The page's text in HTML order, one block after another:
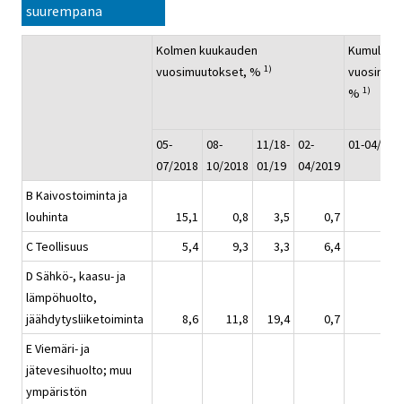
suurempana
Kolmen kuukauden
vuosimuutokset, % 1)
% 1)
05-
07/2018
08-
10/2018
11/18-
01/19
02-
04/2019
01-04/
B Kaivostoiminta ja
louhinta
15,1 0,8 3,5
0,7
C Teollisuus
5,4 9,3 3,3
6,4
D Sähkö-, kaasu- ja
lämpöhuolto,
jäähdytysliiketoiminta
8,6 11,8 19,4
0,7
E Viemäri- ja
jätevesihuolto; muu
ympäristön